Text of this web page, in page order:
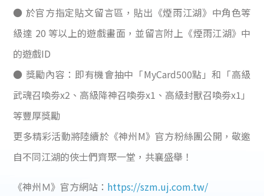
● 於官方指定貼文留言區，貼出《煙雨江湖》中角色等
級達 20 等以上的遊戲畫面，並留言附上《煙雨江湖》中
的遊戲ID
● 獎勵內容：即有機會抽中「MyCard500點」和「高級
武魂召喚劵x2、高級降神召喚劵x1、高級封獸召喚劵x1」
等豐厚獎勵
更多精彩活動將陸續於《神州M》官方粉絲團公開，敬邀
自不同江湖的俠士們齊聚一堂，共襄盛舉！
《神州Ｍ》官方網站： https://szm.uj.com.tw/